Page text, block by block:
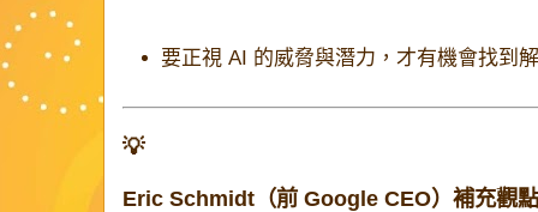
要正視 AI 的威脅與潛力，才有機會找到
💡
Eric Schmidt（前 Google CEO）補充觀